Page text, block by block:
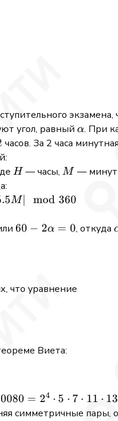
угол, равный \alpha
α. При
часов. За 2 часа
H
H — часы,M
M —
M∣ mod 360
60 -
60 − 2α = 0, откуда
что уравнение
Виета:
2^4
= 24 ⋅ 5 ⋅ 7 ⋅ 11 ⋅ 13
симметричные пары,